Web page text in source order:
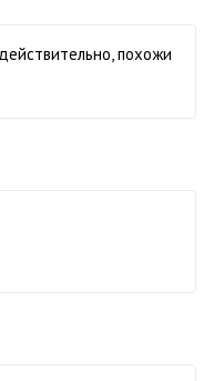
похожи